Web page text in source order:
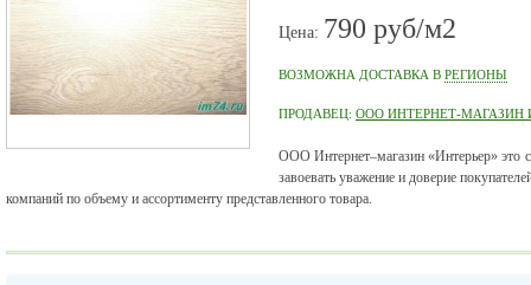
Цена: 790 руб/м2
ВОЗМОЖНА ДОСТАВКА В РЕГИОНЫ
ПРОДАВЕЦ: ООО ИНТЕРНЕТ-МАГАЗИН
ООО Интернет–магазин «Интерьер» это
завоевать уважение и доверие
компаний по объему и ассортименту представленного товара.